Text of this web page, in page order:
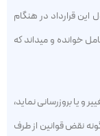
این قرارداد در هنگام
خوانده و میداند که
و یا بروزرسانی نماید،
نقض قوانین از طرف